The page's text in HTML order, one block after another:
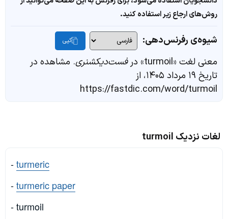
روش‌های ارجاع زیر استفاده کنید.
شیوه‌ی رفرنس‌دهی: کپی
معنی لغت «turmoil» در فست‌دیکشنری. مشاهده در
تاریخ ۱۹ مرداد ۱۴۰۵، از
https://fastdic.com/word/turmoil
لغات نزدیک turmoil
-turmeric
-turmeric paper
- turmoil